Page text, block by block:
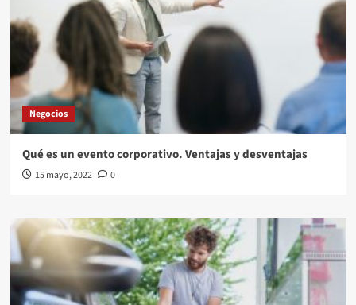
Negocios
Qué es un evento corporativo. Ventajas y desventajas
15 mayo, 2022 0